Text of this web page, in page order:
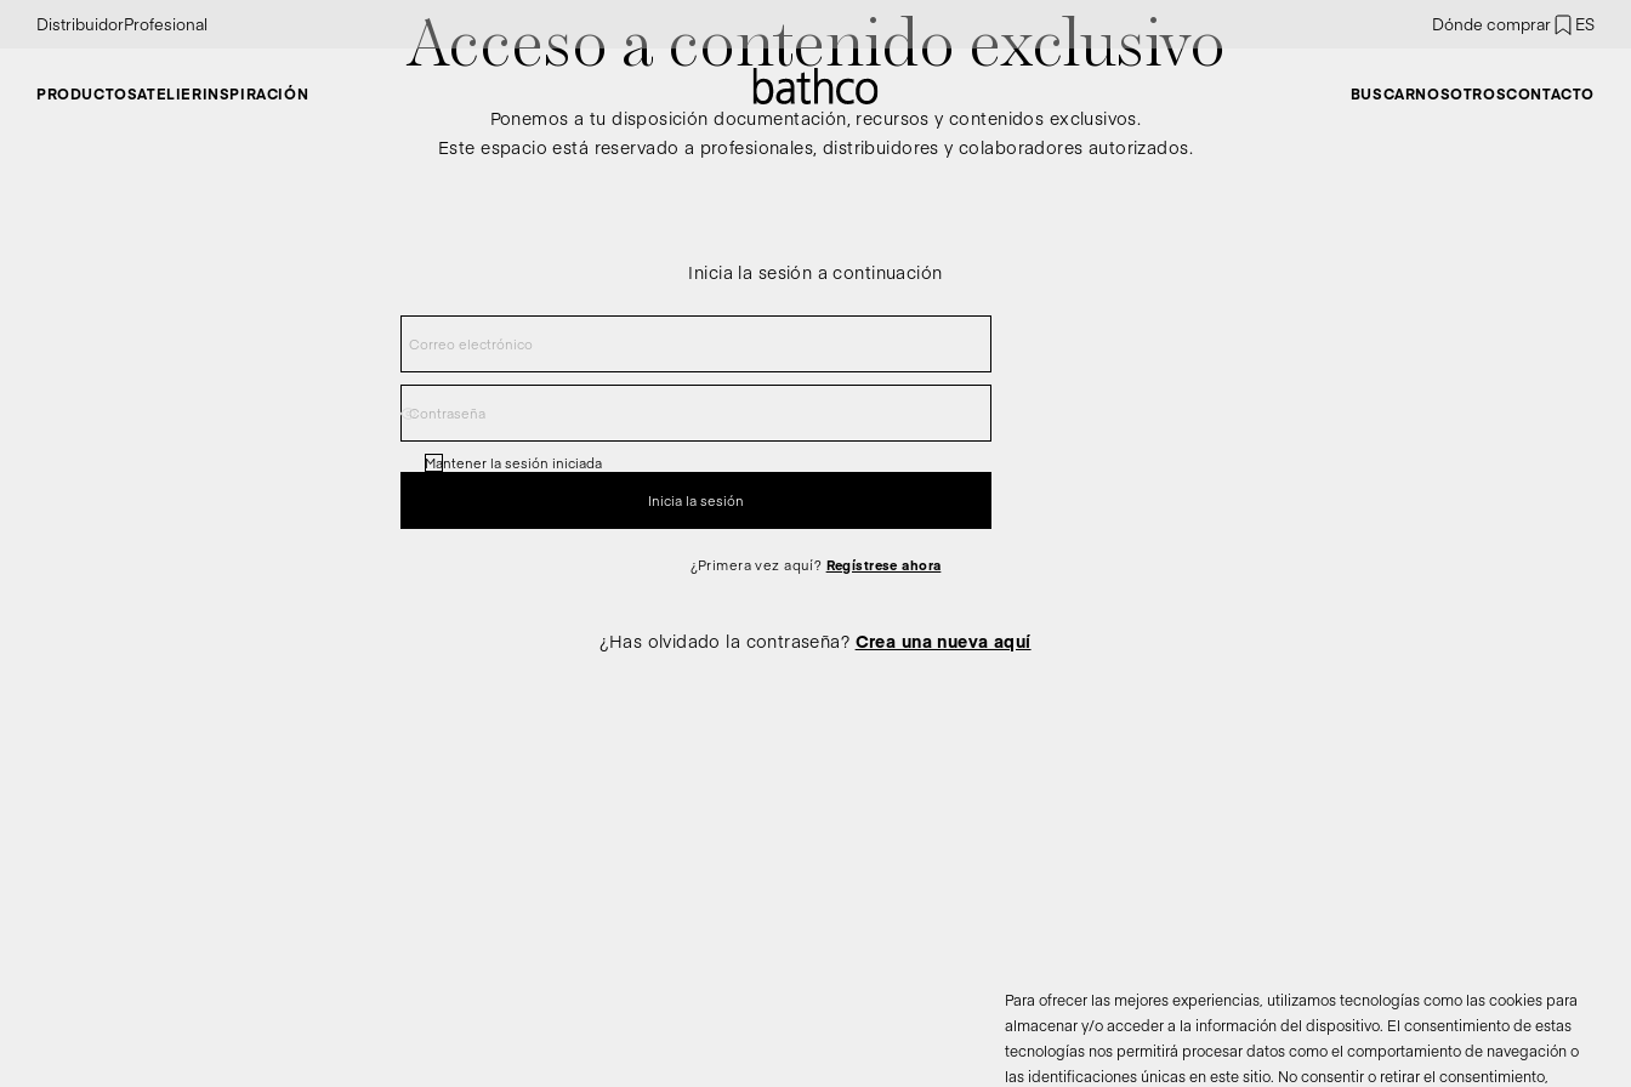
Para ofrecer las mejores experiencias, utilizamos tecnologías como las cookies para
almacenar y/o acceder a la información del dispositivo. El consentimiento de estas
tecnologías nos permitirá procesar datos como el comportamiento de navegación o
las identificaciones únicas en este sitio. No consentir o retirar el consentimiento,
DistribuidorProfesional Dónde comprar ES
PRODUCTOSATELIERINSPIRACIÓN BUSCARNOSOTROSCONTACTO
Acceso a contenido exclusivo
Ponemos a tu disposición documentación, recursos y contenidos exclusivos.
Este espacio está reservado a profesionales, distribuidores y colaboradores autorizados.
Inicia la sesión a continuación
Mantener la sesión iniciada
¿Primera vez aquí? Regístrese ahora
¿Has olvidado la contraseña? Crea una nueva aquí